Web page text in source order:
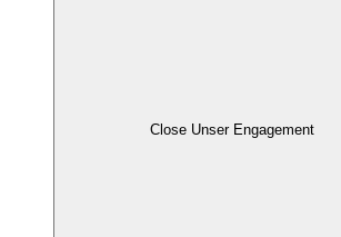
Close Unser Engagement